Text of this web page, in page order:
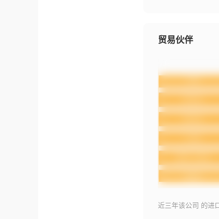
贸易伙伴
近三年该公司 的进